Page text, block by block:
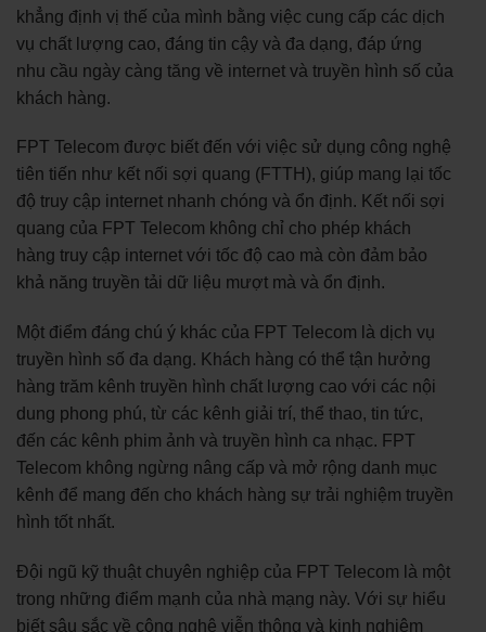
khẳng định vị thế của mình bằng việc cung cấp các dịch
vụ chất lượng cao, đáng tin cậy và đa dạng, đáp ứng
nhu cầu ngày càng tăng về internet và truyền hình số của
khách hàng.
FPT Telecom được biết đến với việc sử dụng công nghệ
tiên tiến như kết nối sợi quang (FTTH), giúp mang lại tốc
độ truy cập internet nhanh chóng và ổn định. Kết nối sợi
quang của FPT Telecom không chỉ cho phép khách
hàng truy cập internet với tốc độ cao mà còn đảm bảo
khả năng truyền tải dữ liệu mượt mà và ổn định.
Một điểm đáng chú ý khác của FPT Telecom là dịch vụ
truyền hình số đa dạng. Khách hàng có thể tận hưởng
hàng trăm kênh truyền hình chất lượng cao với các nội
dung phong phú, từ các kênh giải trí, thể thao, tin tức,
đến các kênh phim ảnh và truyền hình ca nhạc. FPT
Telecom không ngừng nâng cấp và mở rộng danh mục
kênh để mang đến cho khách hàng sự trải nghiệm truyền
hình tốt nhất.
Đội ngũ kỹ thuật chuyên nghiệp của FPT Telecom là một
trong những điểm mạnh của nhà mạng này. Với sự hiểu
biết sâu sắc về công nghệ viễn thông và kinh nghiệm